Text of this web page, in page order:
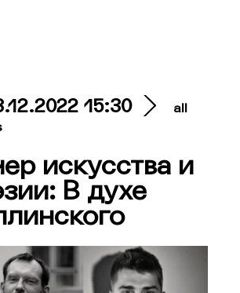
15:30
all
искусства и
В духе